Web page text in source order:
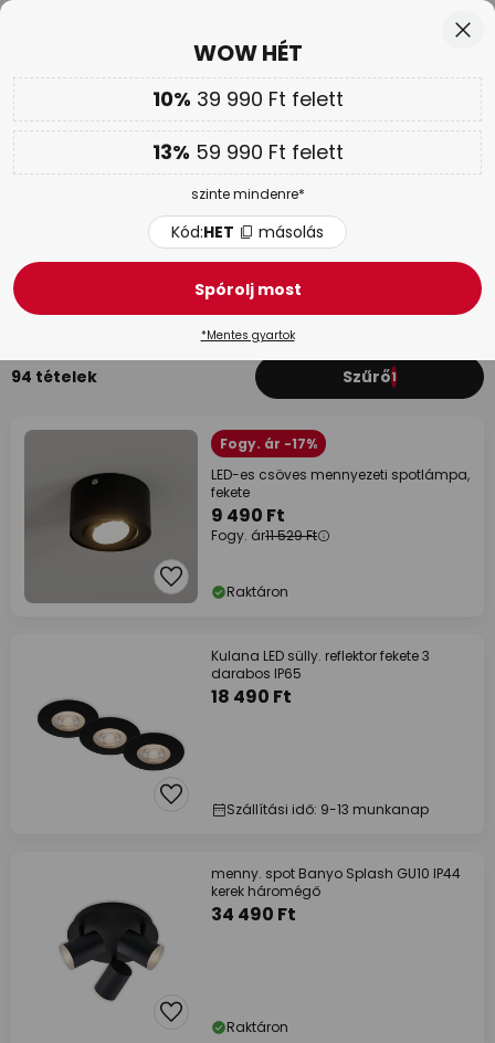
Csak
00N 09Ó 15P 38M
Továbbáakár 13 % kedvezmény!
Kód:HET másolás
WOW HÉT |Akár 70 %
Briloner spotlámpák
Beépíthető lámpák 230V
94 tételek Szűrő1
Fogy. ár -17%
LED-es csöves mennyezeti spotlámpa,
fekete
9 490 Ft
Fogy. ár11 529 Ft
Raktáron
Kulana LED sülly. reflektor fekete 3
darabos IP65
18 490 Ft
Szállítási idő: 9-13 munkanap
menny. spot Banyo Splash GU10 IP44
kerek háromégő
34 490 Ft
Raktáron
WOW HÉT
10% 39 990 Ft felett
13% 59 990 Ft felett
szinte mindenre*
Kód:HET másolás
Spórolj most
*Mentes gyartok